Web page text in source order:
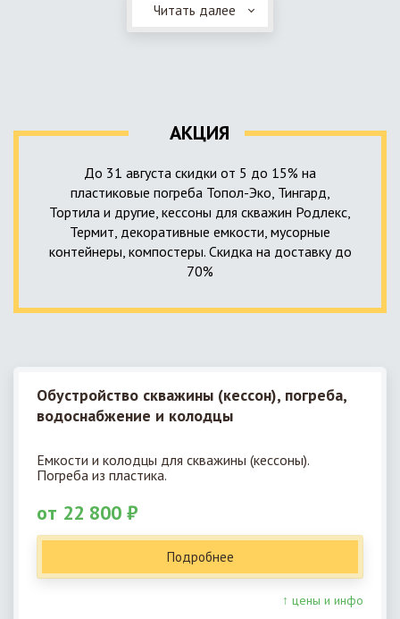
достаточную герметичность, недорогие, легко
Единственное решение в таком случае – это
использование КНС – канализационной насосной станции.
Читать далее
АКЦИЯ
До 31 августа скидки от 5 до 15% на
пластиковые погреба Топол-Эко, Тингард,
Тортила и другие, кессоны для скважин Родлекс,
Термит, декоративные емкости, мусорные
контейнеры, компостеры. Скидка на доставку до
70%
Обустройство скважины (кессон), погреба,
водоснабжение и колодцы
Емкости и колодцы для скважины (кессоны).
Погреба из пластика.
от 22 800 ₽
Подробнее
↑ цены и инфо